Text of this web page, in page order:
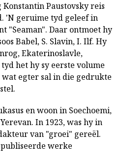
Paustovsky reis
'N geruime tyd geleef in
"Seaman". Daar ontmoet hy
Babel, S. Slavin, I. Ilf. Hy
Ekaterinoslavle,
het hy sy eerste volume
wat egter sal in die gedrukte
en woon in Soechoemi,
In 1923, was hy in
van "groei" gereël.
werke